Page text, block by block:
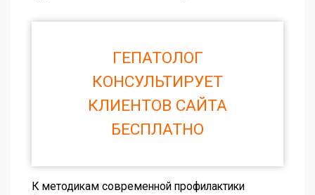
ГЕПАТОЛОГ
КОНСУЛЬТИРУЕТ
КЛИЕНТОВ САЙТА
БЕСПЛАТНО
К методикам современной профилактики